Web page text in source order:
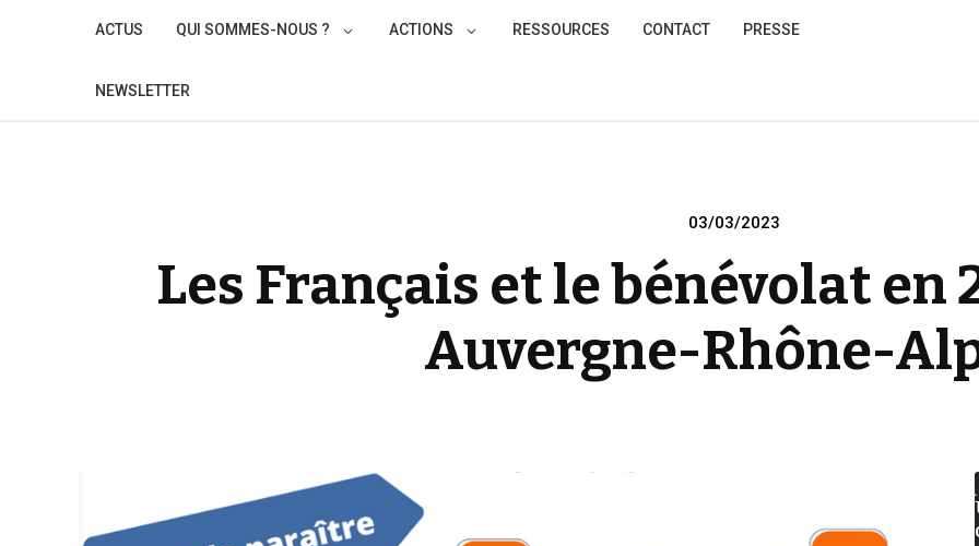
ACTUS QUI SOMMES-NOUS ? ACTIONS RESSOURCES CONTACT PRESSE
NEWSLETTER
Posted
03/03/2023
Les Français et le bénévolat en
Auvergne-Rhône-